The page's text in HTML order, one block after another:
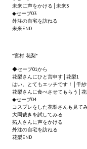
SB Corset Armor
Работы Тестера 55
Наёмный оборотень
Небесный воин
Немного героев
未来に声をかける│未来3
◆セーブ03
外注の自宅を訪ねる
未来END
*宮村 花梨*
◆セーブ01から
花梨さんにひと言申す│花梨1
はい。とてもエッチです！│千紗
花梨さんに食べさせてもらう│
◆セーブ04
コスプレをした花梨さんも見て
大岡裁きを試してみる
拓人さんに声をかける
外注の自宅を訪ねる
花梨END